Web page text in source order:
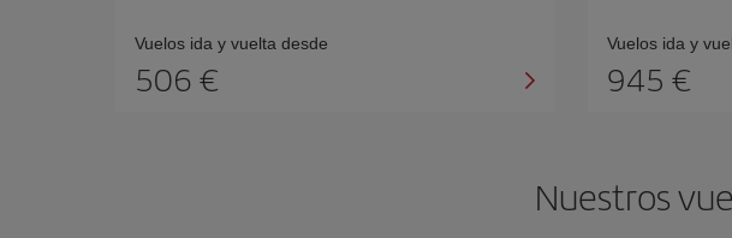
Vuelos ida y vuelta desde
506 €
Vuelos ida y
945 €
Nuestros